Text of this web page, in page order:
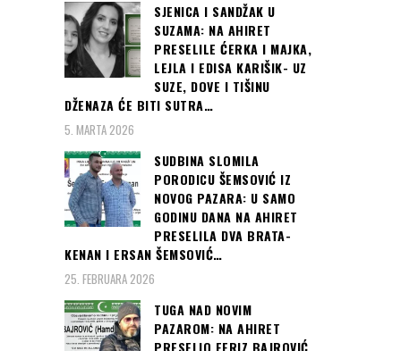
SJENICA I SANDŽAK U
SUZAMA: NA AHIRET
PRESELILE ĆERKA I MAJKA,
LEJLA I EDISA KARIŠIK- UZ
SUZE, DOVE I TIŠINU
DŽENAZA ĆE BITI SUTRA…
5. MARTA 2026
SUDBINA SLOMILA
PORODICU ŠEMSOVIĆ IZ
NOVOG PAZARA: U SAMO
GODINU DANA NA AHIRET
PRESELILA DVA BRATA-
KENAN I ERSAN ŠEMSOVIĆ…
25. FEBRUARA 2026
TUGA NAD NOVIM
PAZAROM: NA AHIRET